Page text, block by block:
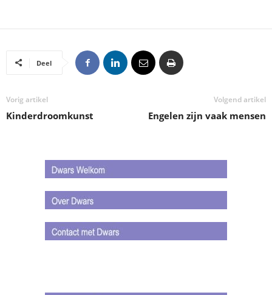
Deel
Vorig artikel
Kinderdroomkunst
Volgend artikel
Engelen zijn vaak mensen